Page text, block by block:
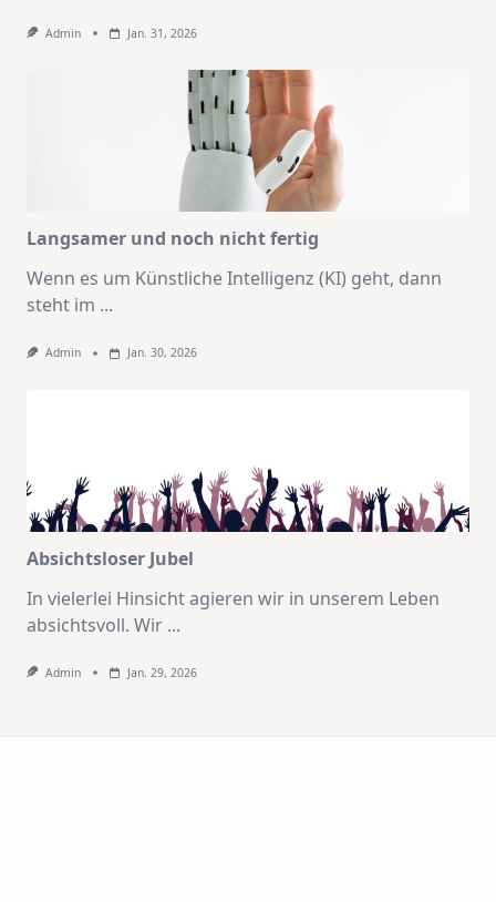
Admin Jan. 31, 2026
Langsamer und noch nicht fertig
Wenn es um Künstliche Intelligenz (KI) geht, dann
steht im ...
Admin Jan. 30, 2026
Absichtsloser Jubel
In vielerlei Hinsicht agieren wir in unserem Leben
absichtsvoll. Wir ...
Admin Jan. 29, 2026